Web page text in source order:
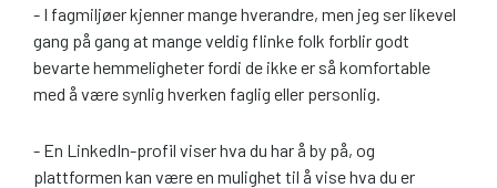
- I fagmiljøer kjenner mange hverandre, men jeg ser likevel
gang på gang at mange veldig flinke folk forblir godt
bevarte hemmeligheter fordi de ikke er så komfortable
med å være synlig hverken faglig eller personlig.
- En LinkedIn-profil viser hva du har å by på, og
plattformen kan være en mulighet til å vise hva du er